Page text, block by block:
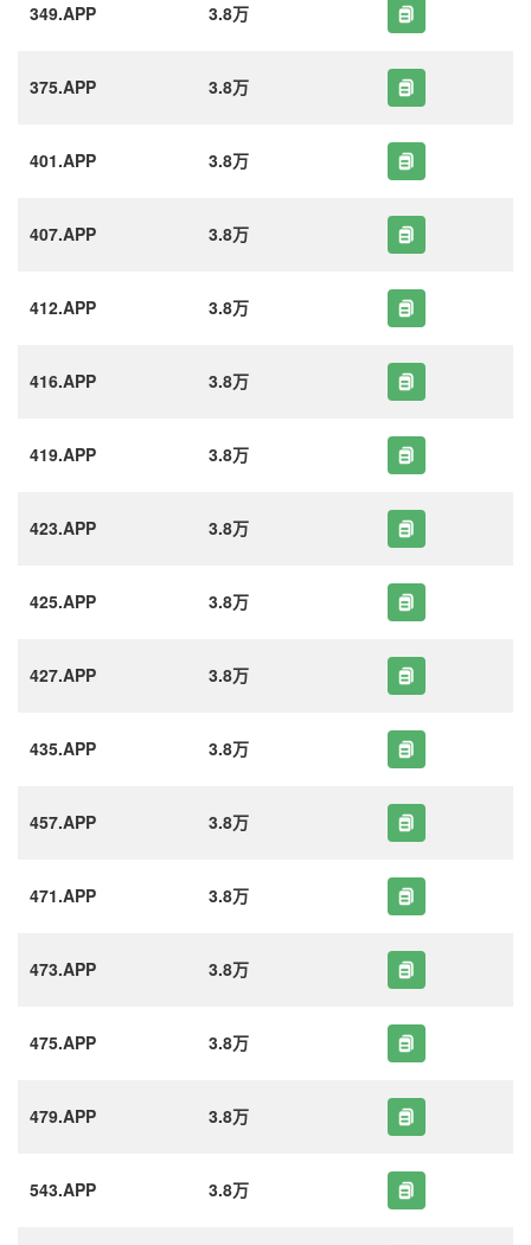
349.APP 3.8万
375.APP 3.8万
401.APP 3.8万
407.APP 3.8万
412.APP 3.8万
416.APP 3.8万
419.APP 3.8万
423.APP 3.8万
425.APP 3.8万
427.APP 3.8万
435.APP 3.8万
457.APP 3.8万
471.APP 3.8万
473.APP 3.8万
475.APP 3.8万
479.APP 3.8万
543.APP 3.8万